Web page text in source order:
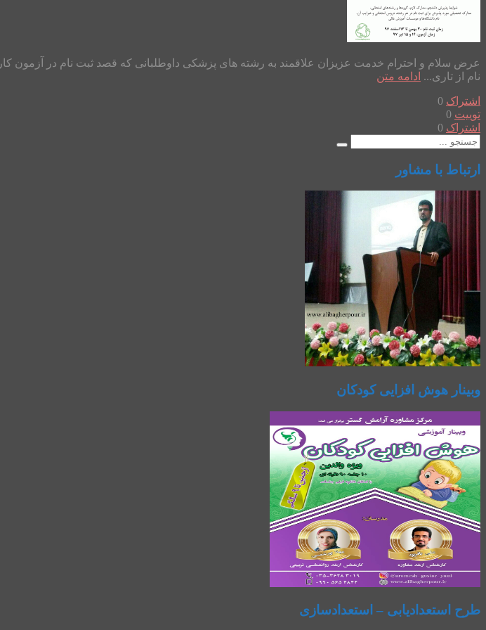
نام از تاری... ادامه متن
اشتراک 0
توییت 0
اشتراک 0
ارتباط با مشاور
وبینار هوش افزایی کودکان
طرح استعدادیابی – استعدادسازی